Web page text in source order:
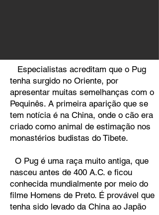
Especialistas acreditam que o Pug
tenha surgido no Oriente, por
apresentar muitas semelhanças com o
Pequinês. A primeira aparição que se
tem notícia é na China, onde o cão era
criado como animal de estimação nos
monastérios budistas do Tibete.
O Pug é uma raça muito antiga, que
nasceu antes de 400 A.C. e ficou
conhecida mundialmente por meio do
filme Homens de Preto. É provável que
tenha sido levado da China ao Japão